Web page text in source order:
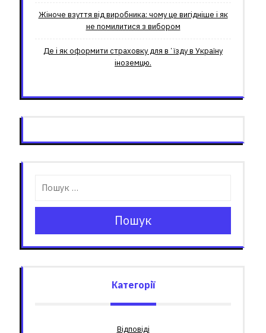
Жіноче взуття від виробника: чому це вигідніше і як
не помилитися з вибором
Де і як оформити страховку для вʼїзду в Україну
іноземцю.
Пошук
Категорії
Відповіді